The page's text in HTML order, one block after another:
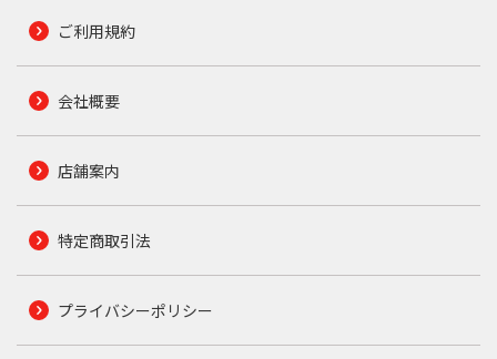
ご利用規約
会社概要
店舗案内
特定商取引法
プライバシーポリシー